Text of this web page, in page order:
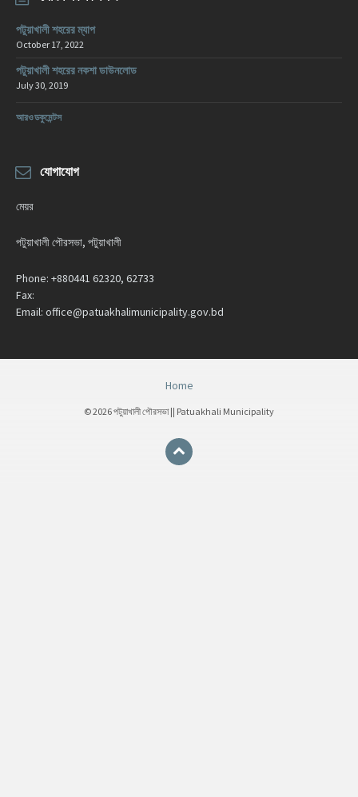
পটুয়াখালী শহরের ম্যাপ
October 17, 2022
পটুয়াখালী শহরের নকশা ডাউনলোড
July 30, 2019
আরও ডকুমেন্টস
যোগাযোগ
মেয়র
পটুয়াখালী পৌরসভা, পটুয়াখালী
Phone: +880441 62320, 62733
Fax:
Email: office@patuakhalimunicipality.gov.bd
Home
© 2026 পটুয়াখালী পৌরসভা || Patuakhali Municipality